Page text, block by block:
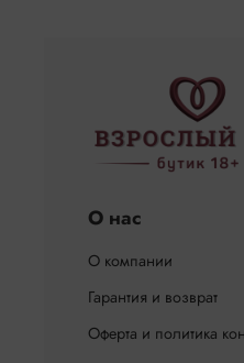
О нас
О компании
Гарантия и возврат
Оферта и политика